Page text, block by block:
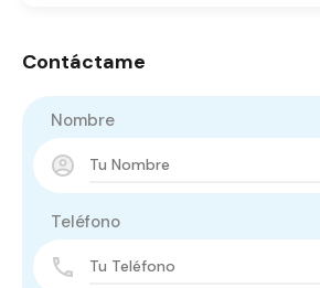
Contáctame
Nombre
Teléfono